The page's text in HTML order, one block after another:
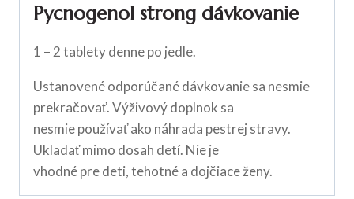
Pycnogenol strong dávkovanie
1 – 2 tablety denne po jedle.
Ustanovené odporúčané dávkovanie sa nesmie
prekračovať. Výživový doplnok sa
nesmie používať ako náhrada pestrej stravy.
Ukladať mimo dosah detí. Nie je
vhodné pre deti, tehotné a dojčiace ženy.